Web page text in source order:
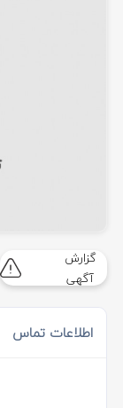
گزارش
آگهی
اطلاعات تماس